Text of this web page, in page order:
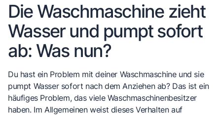
Die Waschmaschine zieht
Wasser und pumpt sofort
ab: Was nun?
Du hast ein Problem mit deiner Waschmaschine und sie
pumpt Wasser sofort nach dem Anziehen ab? Das ist ein
häufiges Problem, das viele Waschmaschinenbesitzer
haben. Im Allgemeinen weist dieses Verhalten auf